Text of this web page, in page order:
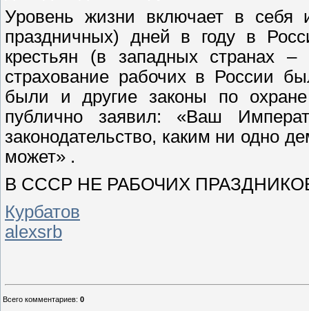
Уровень жизни включает в себя
праздничных) дней в году в
крестьян (в западных странах
страхование рабочих в России
были и другие законы по
публично заявил: «Ваш
законодательство, каким ни одно
может» .
В СССР НЕ РАБОЧИХ
Курбатов
alexsrb
Всего комментариев: 0